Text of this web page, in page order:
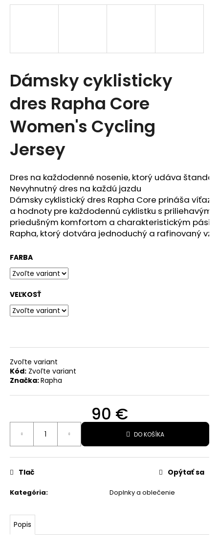
Dámsky cyklisticky
dres Rapha Core
Women's Cycling
Jersey
Dres na každodenné nosenie, ktorý udáva
Nevyhnutný dres na každú jazdu
Dámsky cyklistický dres Rapha Core prináša
a hodnoty pre každodennú cyklistku s
priedušným komfortom a charakteristickým
Rapha, ktorý dotvára jednoduchý a rafinovaný
FARBA
VEĽKOSŤ
Zvoľte variant
Kód: Zvoľte variant
Značka:Rapha
90 €
DO KOŠÍKA
Kategória: Doplnky a oblečenie
Tlač Opýtať sa
Popis
j
ť
?
HĽADAŤ
O
p
o
r
ú
č
m
e
TRIČKO
TREK
MONOCHROMATIC
LOGO
TREK
19,99
€
Pôvodne:
€